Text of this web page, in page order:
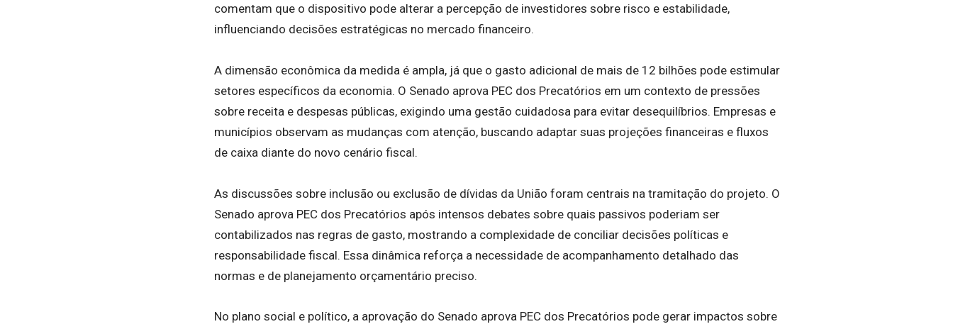
comentam que o dispositivo pode alterar a percepção de investidores sobre risco e estabilidade,
influenciando decisões estratégicas no mercado financeiro.
A dimensão econômica da medida é ampla, já que o gasto adicional de mais de 12 bilhões pode estimular
setores específicos da economia. O Senado aprova PEC dos Precatórios em um contexto de pressões
sobre receita e despesas públicas, exigindo uma gestão cuidadosa para evitar desequilíbrios. Empresas e
municípios observam as mudanças com atenção, buscando adaptar suas projeções financeiras e fluxos
de caixa diante do novo cenário fiscal.
As discussões sobre inclusão ou exclusão de dívidas da União foram centrais na tramitação do projeto. O
Senado aprova PEC dos Precatórios após intensos debates sobre quais passivos poderiam ser
contabilizados nas regras de gasto, mostrando a complexidade de conciliar decisões políticas e
responsabilidade fiscal. Essa dinâmica reforça a necessidade de acompanhamento detalhado das
normas e de planejamento orçamentário preciso.
No plano social e político, a aprovação do Senado aprova PEC dos Precatórios pode gerar impactos sobre